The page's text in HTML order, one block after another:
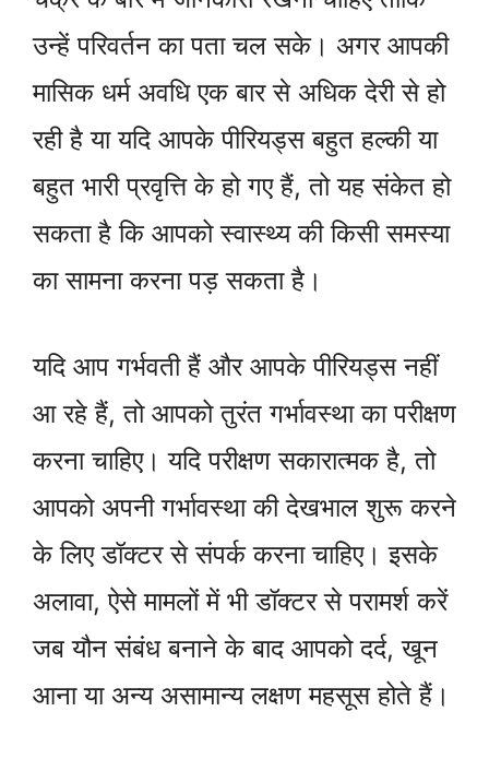
उन्हें परिवर्तन का पता चल सके। अगर आपकी
मासिक धर्म अवधि एक बार से अधिक देरी से हो
रही है या यदि आपके पीरियड्स बहुत हल्की या
बहुत भारी प्रवृत्ति के हो गए हैं, तो यह संकेत हो
सकता है कि आपको स्वास्थ्य की किसी समस्या
का सामना करना पड़ सकता है।
यदि आप गर्भवती हैं और आपके पीरियड्स नहीं
आ रहे हैं, तो आपको तुरंत गर्भावस्था का परीक्षण
करना चाहिए। यदि परीक्षण सकारात्मक है, तो
आपको अपनी गर्भावस्था की देखभाल शुरू करने
के लिए डॉक्टर से संपर्क करना चाहिए। इसके
अलावा, ऐसे मामलों में भी डॉक्टर से परामर्श करें
जब यौन संबंध बनाने के बाद आपको दर्द, खून
आना या अन्य असामान्य लक्षण महसूस होते हैं।